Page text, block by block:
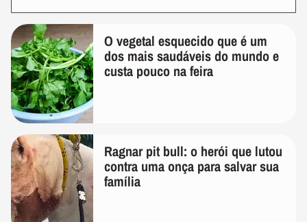
O vegetal esquecido que é um
dos mais saudáveis do mundo e
custa pouco na feira
Ragnar pit bull: o herói que lutou
contra uma onça para salvar sua
família